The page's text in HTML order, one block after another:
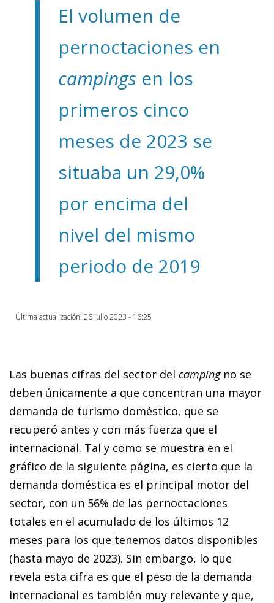
El volumen de
pernoctaciones en
campingsen los
primeros cinco
meses de 2023 se
situaba un 29,0%
por encima del
nivel del mismo
periodo de 2019
Última actualización: 26 julio 2023 - 16:25
Las buenas cifras del sector del campingno se
deben únicamente a que concentran una mayor
demanda de turismo doméstico, que se
recuperó antes y con más fuerza que el
internacional. Tal y como se muestra en el
gráfico de la siguiente página, es cierto que la
demanda doméstica es el principal motor del
sector, con un 56% de las pernoctaciones
totales en el acumulado de los últimos 12
meses para los que tenemos datos disponibles
(hasta mayo de 2023). Sin embargo, lo que
revela esta cifra es que el peso de la demanda
internacional es también muy relevante y que,